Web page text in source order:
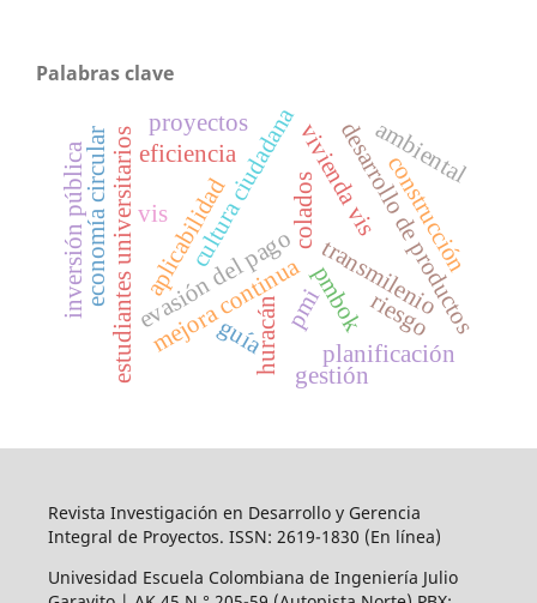
Palabras clave
transmilenio
evasión del pago
colados
cultura ciudadana
estudiantes universitarios desarrollo de productos
aplicabilidad
mejora continuapmbok
eficiencia
pmi
huracán
e
c
o
n
o
m
í
a
c
i
r
c
u
l
a
r vivienda visconstrucción
vis
riesgo
planificación
inversión pública ambiental
gestión
guía
proyectos
Revista Investigación en Desarrollo y Gerencia
Integral de Proyectos. ISSN: 2619-1830 (En línea)
Univesidad Escuela Colombiana de Ingeniería Julio